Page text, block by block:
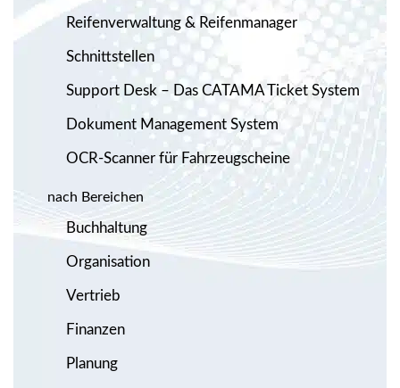
Reifenverwaltung & Reifenmanager
Schnittstellen
Support Desk – Das CATAMA Ticket System
Dokument Management System
OCR-Scanner für Fahrzeugscheine
nach Bereichen
Buchhaltung
Organisation
Vertrieb
Finanzen
Planung